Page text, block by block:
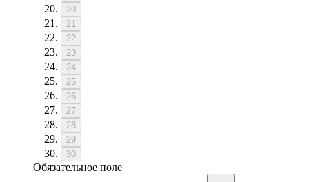
20
21
22
23
24
25
26
27
28
29
30
Обязательное поле